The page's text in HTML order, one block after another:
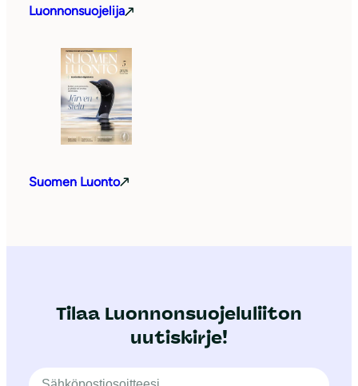
Luonnonsuojelija
Suomen Luonto
Tilaa Luonnonsuojeluliiton
uutiskirje!